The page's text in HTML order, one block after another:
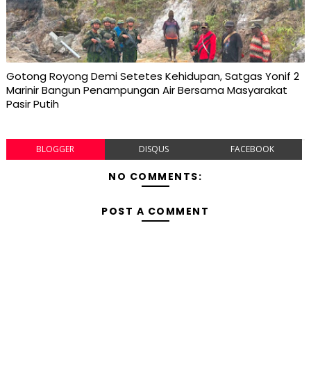
Gotong Royong Demi Setetes Kehidupan, Satgas Yonif 2
Marinir Bangun Penampungan Air Bersama Masyarakat
Pasir Putih
BLOGGER DISQUS FACEBOOK
NO COMMENTS:
POST A COMMENT